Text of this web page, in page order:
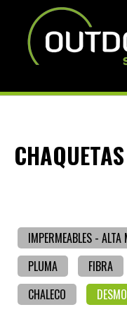
IMPERMEABLES - ALTA
PLUMA
FIBRA
CHALECO